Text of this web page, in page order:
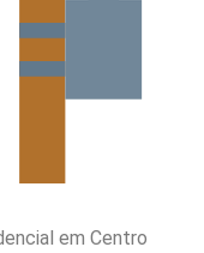
em Centro